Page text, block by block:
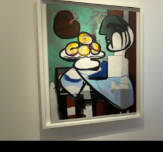
PROVINCIA DI CAGLIARI
SULCIS IGLESIENTE
MEDIO CAMPIDANO
ORISTANO E PROVINCIA
SASSARI E PROVINCIA
NUORO E PROVINCIA
OGLIASTRA